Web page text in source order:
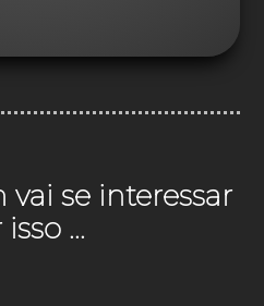
se interessar
...